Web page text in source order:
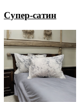
Супер-сатин